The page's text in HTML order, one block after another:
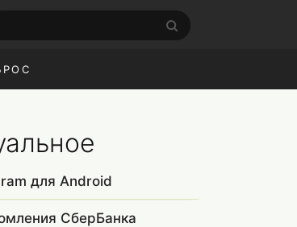
для Android
СберБанка